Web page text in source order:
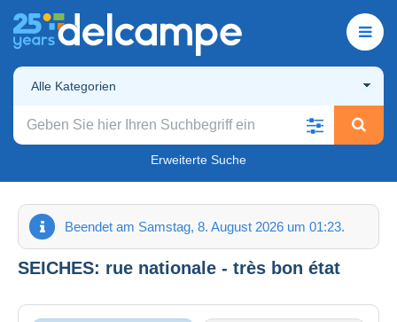
Alle Kategorien
Erweiterte Suche
Beendet am Samstag, 8. August 2026 um 01:23.
SEICHES: rue nationale - très bon état